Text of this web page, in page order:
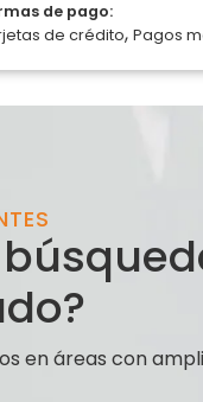
de pago:
de crédito, Pagos
en áreas con